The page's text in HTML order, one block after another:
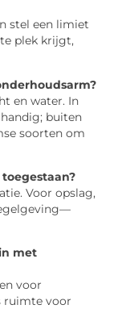
stel een limiet
plek krijgt,
en water. In
buiten
soorten om
Voor opslag,
met
voor
ruimte voor